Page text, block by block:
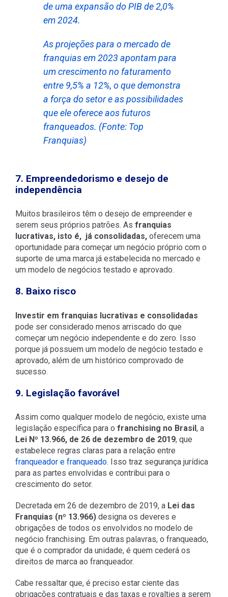
de uma expansão do PIB de 2,0%
em 2024.
As projeções para o mercado de
franquias em 2023 apontam para
um crescimento no faturamento
entre 9,5% a 12%, o que demonstra
a força do setor e as possibilidades
que ele oferece aos futuros
franqueados. (Fonte: Top
Franquias)
7. Empreendedorismo e desejo de
independência
Muitos brasileiros têm o desejo de empreender e
serem seus próprios patrões. As franquias
lucrativas, isto é, já consolidadas,oferecem uma
oportunidade para começar um negócio próprio com o
suporte de uma marca já estabelecida no mercado e
um modelo de negócios testado e aprovado.
8. Baixo risco
Investir em franquias lucrativas e consolidadas
pode ser considerado menos arriscado do que
começar um negócio independente e do zero. Isso
porque já possuem um modelo de negócio testado e
aprovado, além de um histórico comprovado de
sucesso.
9. Legislação favorável
Assim como qualquer modelo de negócio, existe uma
legislação específica para o franchising no Brasil , a
Lei Nº 13.966, de 26 de dezembro de 2019, que
estabelece regras claras para a relação entre
franqueador e franqueado. Isso traz segurança jurídica
para as partes envolvidas e contribui para o
crescimento do setor.
Decretada em 26 de dezembro de 2019, a Lei das
Franquias (nº 13.966)designa os deveres e
obrigações de todos os envolvidos no modelo de
negócio franchising. Em outras palavras, o franqueado,
que é o comprador da unidade, é quem cederá os
direitos de marca ao franqueador.
Cabe ressaltar que, é preciso estar ciente das
obrigações contratuais e das taxas e royalties a serem